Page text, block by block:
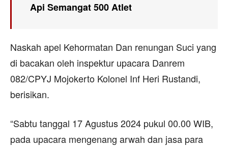
Api Semangat 500 Atlet
Naskah apel Kehormatan Dan renungan Suci yang
di bacakan oleh inspektur upacara Danrem
082/CPYJ Mojokerto Kolonel Inf Heri Rustandi,
berisikan.
“Sabtu tanggal 17 Agustus 2024 pukul 00.00 WIB,
pada upacara mengenang arwah dan jasa para